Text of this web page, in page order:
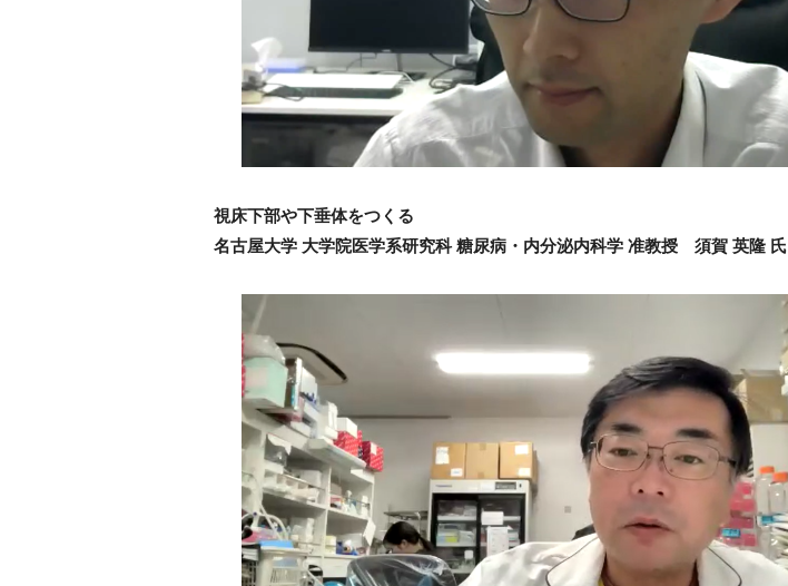
視床下部や下垂体をつくる
名古屋大学 大学院医学系研究科 糖尿病・内分泌内科学 准教授 須賀 英隆 氏